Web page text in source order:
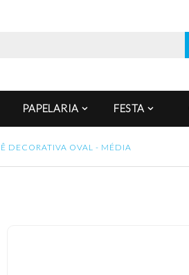
PAPELARIA FESTA
DECORATIVA OVAL - MÉDIA